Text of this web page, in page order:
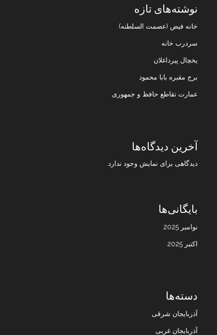
نوشته‌های تازه
خانه فیض (عصمت السلطنه)
سردرب خانه
یخچال پیرداغلان
برج مقبره بابا محمود
عمارت تقاطع حافظ و جمهوری
آخرین دیدگاه‌ها
دیدگاهی برای نمایش وجود ندارد.
بایگانی‌ها
نوامبر 2025
اکتبر 2025
دسته‌ها
آذربایجان شرقی
آذربایجان غربی